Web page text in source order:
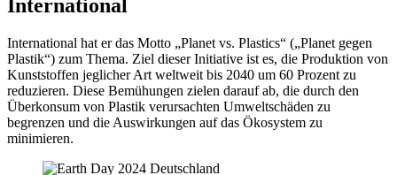
International
International hat er das Motto „Planet vs. Plastics“ („Planet gegen
Plastik“) zum Thema. Ziel dieser Initiative ist es, die Produktion von
Kunststoffen jeglicher Art weltweit bis 2040 um 60 Prozent zu
reduzieren. Diese Bemühungen zielen darauf ab, die durch den
Überkonsum von Plastik verursachten Umweltschäden zu
begrenzen und die Auswirkungen auf das Ökosystem zu
minimieren.